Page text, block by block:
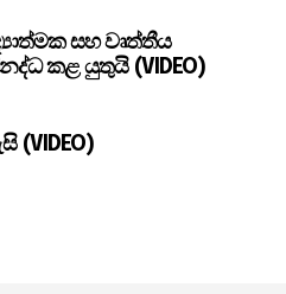
සහ වෘත්තීය
කළ යුතුයි (VIDEO)
(VIDEO)